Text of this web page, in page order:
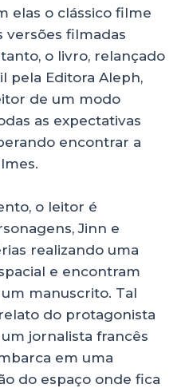
elas o clássico filme
versões filmadas
o livro, relançado
pela Editora Aleph,
de um modo
as expectativas
encontrar a
o leitor é
Jinn e
realizando uma
e encontram
manuscrito. Tal
do protagonista
um jornalista francês
em uma
do espaço onde fica